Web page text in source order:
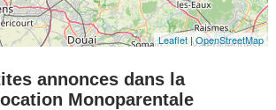
Leaflet |OpenStreetMap
annonces dans la
Monoparentale